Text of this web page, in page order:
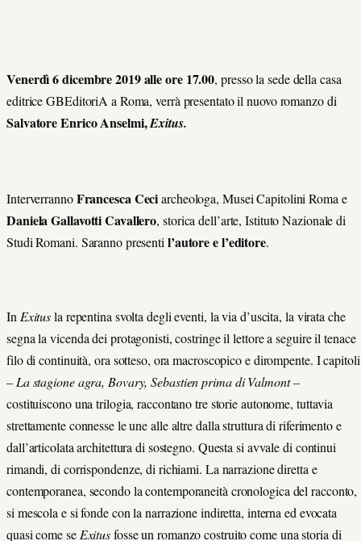
Venerdì 6 dicembre 2019 alle ore 17.00, presso la sede della casa
editrice GBEditoriA a Roma, verrà presentato il nuovo romanzo di
Salvatore Enrico Anselmi,Exitus.
InterverrannoFrancesca Ceciarcheologa, Musei Capitolini Roma e
Daniela Gallavotti Cavallero, storica dell’arte, Istituto Nazionale di
Studi Romani. Saranno presenti l’autore e l’editore.
In Exitusla repentina svolta degli eventi, la via d’uscita, la virata che
segna la vicenda dei protagonisti, costringe il lettore a seguire il tenace
filo di continuità, ora sotteso, ora macroscopico e dirompente. I capitoli
– La stagione agra, Bovary, Sebastien prima di Valmont –
costituiscono una trilogia, raccontano tre storie autonome, tuttavia
strettamente connesse le une alle altre dalla struttura di riferimento e
dall’articolata architettura di sostegno. Questa si avvale di continui
rimandi, di corrispondenze, di richiami. La narrazione diretta e
contemporanea, secondo la contemporaneità cronologica del racconto,
si mescola e si fonde con la narrazione indiretta, interna ed evocata
quasi come se Exitusfosse un romanzo costruito come una storia di